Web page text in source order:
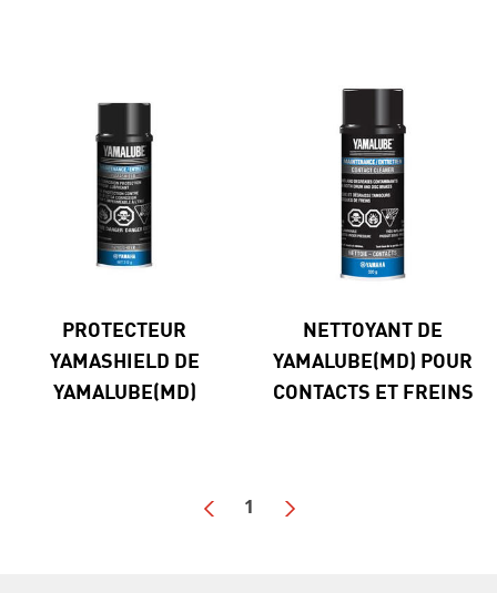
PROTECTEUR
YAMASHIELD DE
YAMALUBE(MD)
NETTOYANT DE
YAMALUBE(MD) POUR
CONTACTS ET FREINS
1